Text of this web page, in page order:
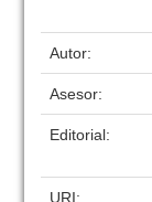
Autor:
Asesor:
Editorial:
URI: